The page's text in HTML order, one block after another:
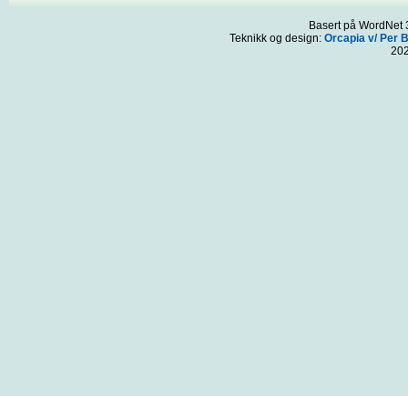
Basert på WordNet
Teknikk og design: Orcapia v/ Per